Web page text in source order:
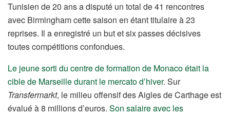
Tunisien de 20 ans a disputé un total de 41 rencontres
avec Birmingham cette saison en étant titulaire à 23
reprises. Il a enregistré un but et six passes décisives
toutes compétitions confondues.
Le jeune sorti du centre de formation de Monaco était la
cible de Marseille durant le mercato d’hiver. Sur
Transfermarkt, le milieu offensif des Aigles de Carthage est
évalué à 8 millions d’euros. Son salaire avec les